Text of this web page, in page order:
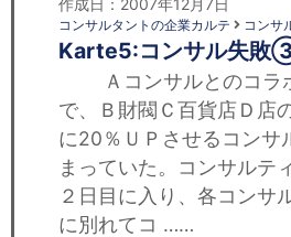
作成日：2007年12月7日
コンサルタントの企業カルテ コンサ
Karte5:コンサル失
Ａコンサルとのコラ
で、Ｂ財閥Ｃ百貨店Ｄ店
に20％ＵＰさせるコンサ
まっていた。コンサルテ
２日目に入り、各コンサ
に別れてコ ……